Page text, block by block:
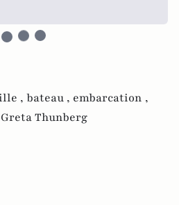
, bateau , embarcation ,
Greta Thunberg